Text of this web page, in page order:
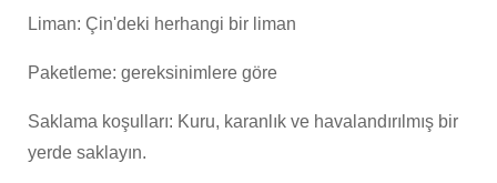
Liman: Çin'deki herhangi bir liman
Paketleme: gereksinimlere göre
Saklama koşulları: Kuru, karanlık ve havalandırılmış bir
yerde saklayın.